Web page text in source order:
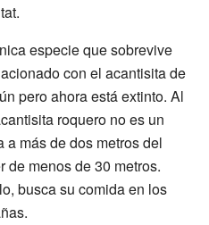
especie que sobrevive
con el acantisita de
pero ahora está extinto. Al
roquero no es un
a más de dos metros del
de menos de 30 metros.
busca su comida en los